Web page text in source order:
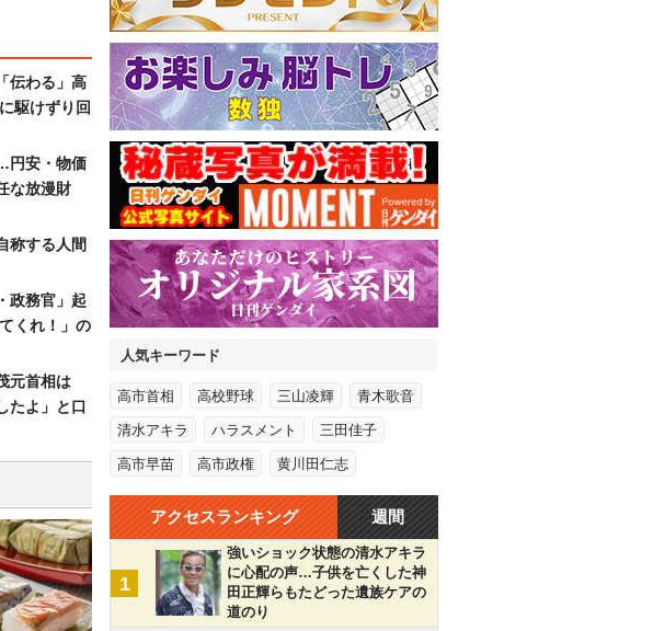
伝わる」高
駆けずり回
円安・物価
な放漫財
称する人間
政務官」起
くれ！」の
元首相は
たよ」と口
人気キーワード
高市首相 高校野球 三山凌輝 青木歌音
清水アキラ ハラスメント 三田佳子
高市早苗 高市政権 黄川田仁志
アクセスランキング 週間
1
強いショック状態の清水アキラ
に心配の声…子供を亡くした神
田正輝らもたどった遺族ケアの
道のり